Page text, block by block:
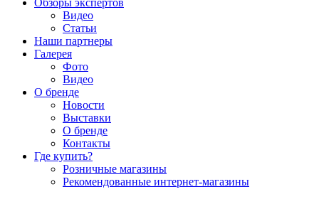
Обзоры экспертов
Видео
Статьи
Наши партнеры
Галерея
Фото
Видео
О бренде
Новости
Выставки
О бренде
Контакты
Где купить?
Розничные магазины
Рекомендованные интернет-магазины